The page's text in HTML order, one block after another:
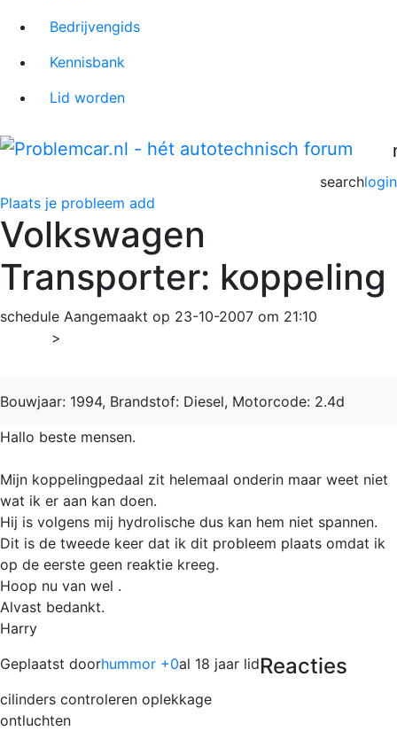
Bedrijvengids
Kennisbank
Lid worden
login
search
Plaats je probleem add
Volkswagen
Transporter: koppeling
schedule Aangemaakt op 23-10-2007 om 21:10
>
Bouwjaar: 1994, Brandstof: Diesel, Motorcode: 2.4d
Hallo beste mensen.
Mijn koppelingpedaal zit helemaal onderin maar weet niet
wat ik er aan kan doen.
Hij is volgens mij hydrolische dus kan hem niet spannen.
Dit is de tweede keer dat ik dit probleem plaats omdat ik
op de eerste geen reaktie kreeg.
Hoop nu van wel .
Alvast bedankt.
Harry
Geplaatst doorhummor +0al 18 jaar lidReacties
cilinders controleren oplekkage
ontluchten